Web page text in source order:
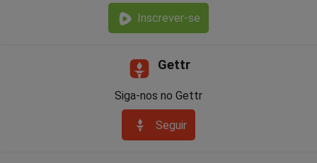
Inscrever-se
Gettr
Siga-nos no Gettr
Seguir